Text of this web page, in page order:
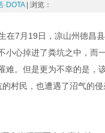
·DOTA| 浏览：
在7月19日，凉山州德昌
小心掉进了粪坑之中，而
难。但是更为不幸的是，
村民，也遭遇了沼气的